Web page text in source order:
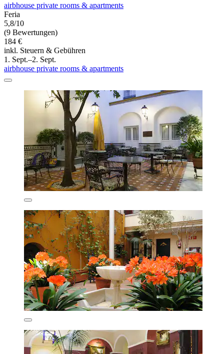
airbhouse private rooms & apartments
Feria
5,8/10
(9 Bewertungen)
184 €
inkl. Steuern & Gebühren
1. Sept.–2. Sept.
airbhouse private rooms & apartments